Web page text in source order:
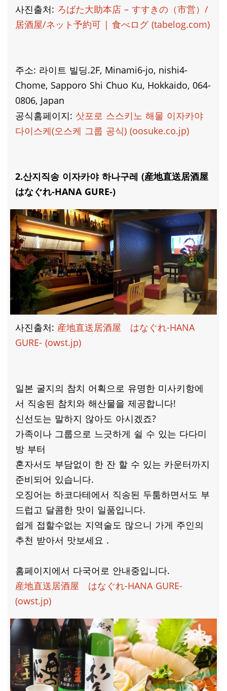
사진출처: ろばた大助本店 – すすきの（市営）/
居酒屋/ネット予約可 | 食べログ (tabelog.com)
주소: 라이트 빌딩.2F, Minami6-jo, nishi4-
Chome, Sapporo Shi Chuo Ku, Hokkaido, 064-
0806, Japan
공식홈페이지: 삿포로 스스키노 해물 이자카야
다이스케(오스케 그룹 공식) (oosuke.co.jp)
2.산지직송 이자카야 하나구레 (産地直送居酒屋
はなぐれ-HANA GURE-)
사진출처: 産地直送居酒屋 はなぐれ-HANA
GURE- (owst.jp)
일본 굴지의 참치 어획으로 유명한 미사키항에
서 직송된 참치와 해산물을 제공합니다!
신선도는 말하지 않아도 아시겠죠?
가족이나 그룹으로 느긋하게 쉴 수 있는 다다미
방 부터
혼자서도 부담없이 한 잔 할 수 있는 카운터까지
준비되어 있습니다.
오징어는 하코다테에서 직송된 두툼하면서도 부
드럽고 달콤한 맛이 일품입니다.
쉽게 접할수없는 지역술도 많으니 가게 주인의
추천 받아서 맛보세요 .
홈페이지에서 다국어로 안내중입니다.
産地直送居酒屋 はなぐれ-HANA GURE-
(owst.jp)